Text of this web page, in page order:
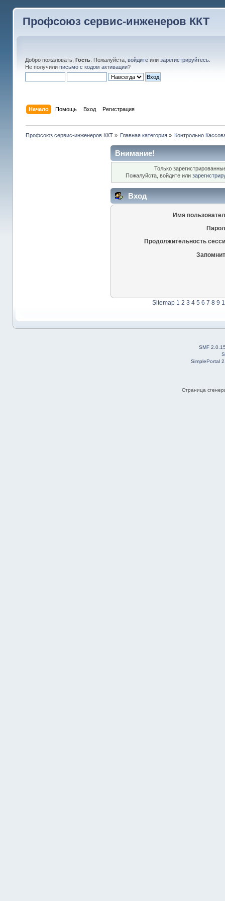
Профсоюз сервис-инженеров ККТ
Добро пожаловать, Гость. Пожалуйста, войдитеили зарегистрируйтесь.
Не получили письмо с кодом активации?
Начало Помощь Вход Регистрация
Профсоюз сервис-инженеров ККТ» Главная категория » Контрольно
Внимание!
Только
Пожалуйста, войдите или
Вход
Имя
Продолжительность
Sitemap 1 2 3 4 5 6 7 8 9
SMF
SimplePortal
Страница